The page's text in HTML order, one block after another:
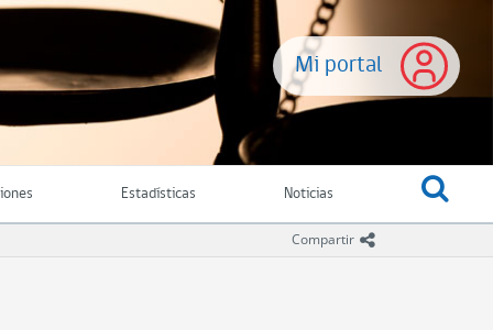
Mi portal
Estadísticas Noticias
Compartir icono compartir